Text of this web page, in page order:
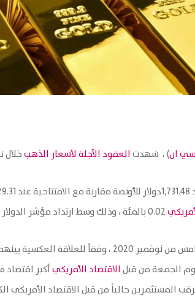
سي ان) ، شهدتالعقود الآجلة لأسعار الذهبخلال
0.02 بالمئة ، وذلك وسط ارتداد مؤشر
بينهما على أعتاب تطورات البيانات
الجمعة من قبلالاقتصاد الأمريكيأكبر اقتصاد
المستثمرين حالياً من قبل الاقتصاد